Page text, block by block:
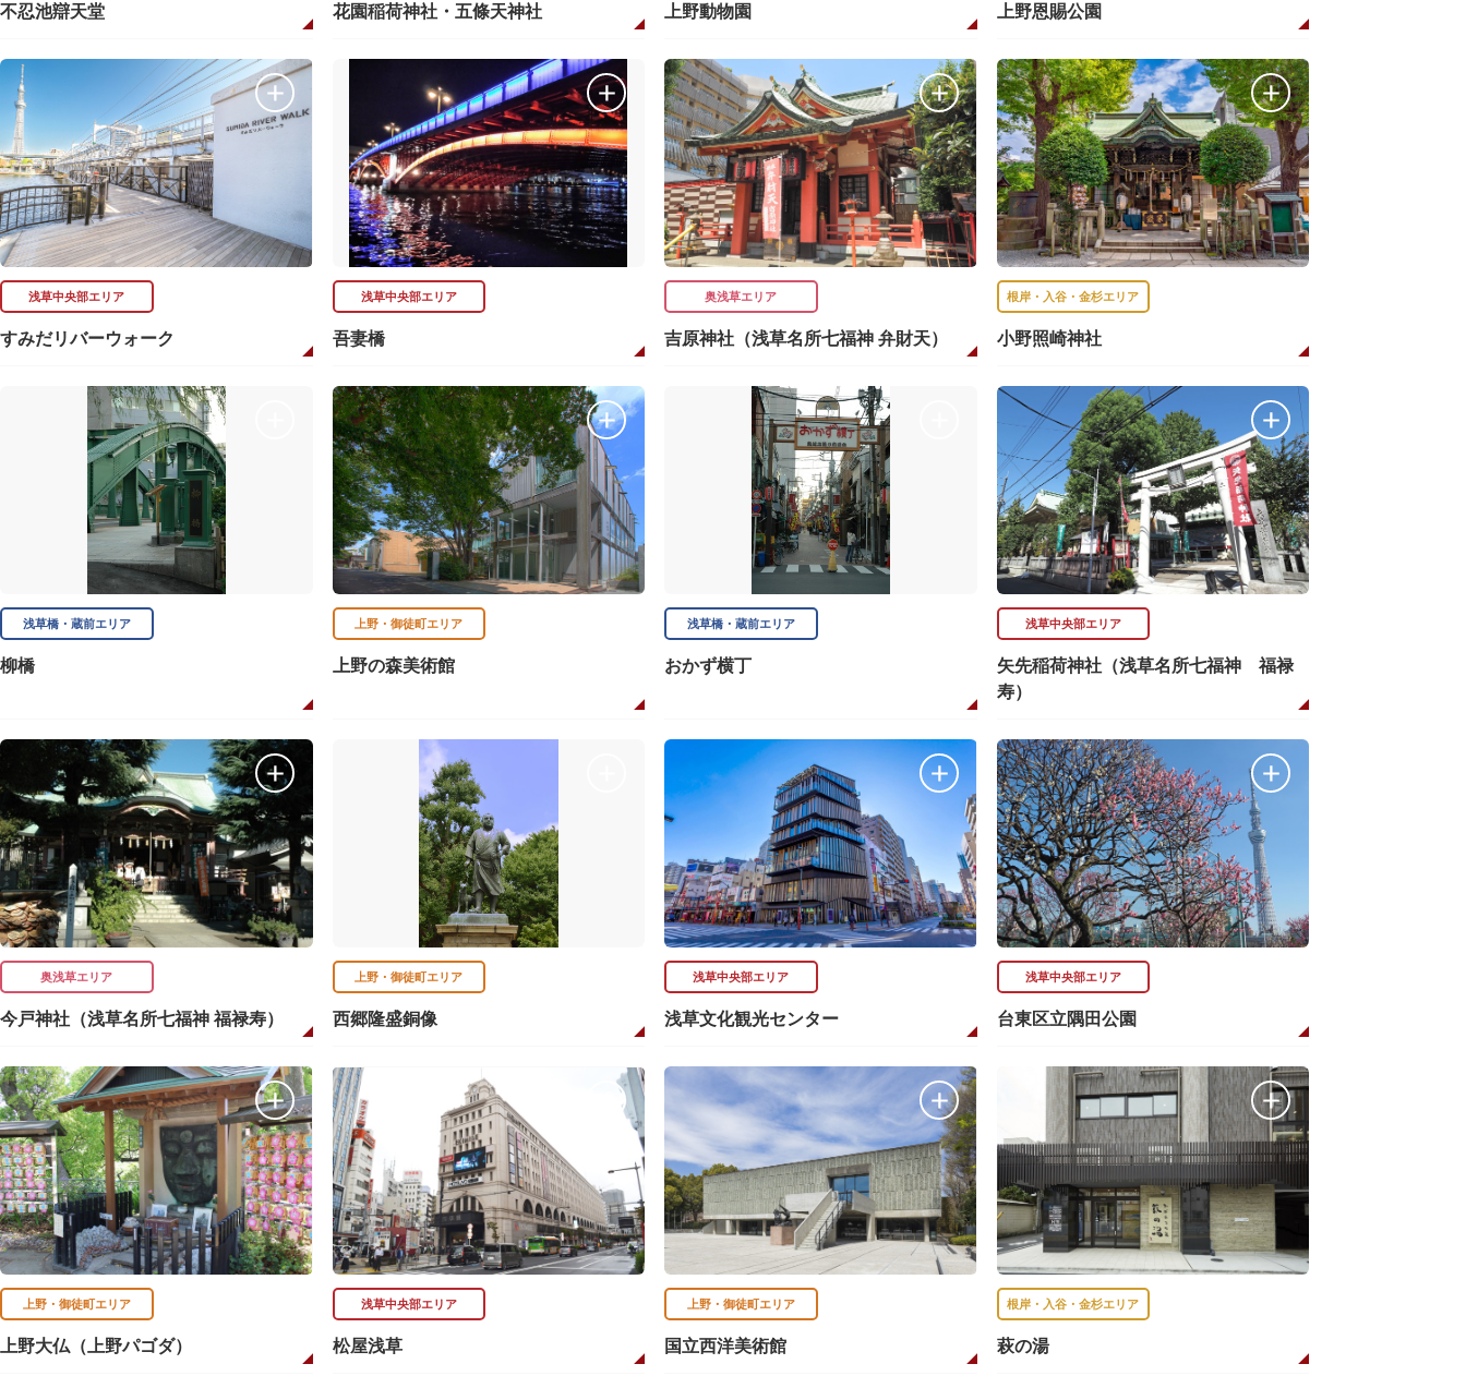
不忍池辯天堂 花園稲荷神社・五條天神社 上野動物園 上野恩賜公園
浅草中央部エリア
すみだリバーウォーク
浅草中央部エリア
吾妻橋
奥浅草エリア
吉原神社（浅草名所七福神 弁財天）
根岸・入谷・金杉エリア
小野照崎神社
浅草橋・蔵前エリア
柳橋
上野・御徒町エリア
上野の森美術館
浅草橋・蔵前エリア
おかず横丁
浅草中央部エリア
矢先稲荷神社（浅草名所七福神 福禄
寿）
奥浅草エリア
今戸神社（浅草名所七福神 福禄寿）
上野・御徒町エリア
西郷隆盛銅像
浅草中央部エリア
浅草文化観光センター
浅草中央部エリア
台東区立隅田公園
上野・御徒町エリア
上野大仏（上野パゴダ）
浅草中央部エリア
松屋浅草
上野・御徒町エリア
国立西洋美術館
根岸・入谷・金杉エリア
萩の湯